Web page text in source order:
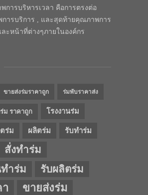
การบริหารเวลา คือการตรงต่อ
การบริการ , และสุดท้ายคุณภาพการ
ะหน้าที่ต่างๆภายในองค์กร
ขายส่งร่มราคาถูก ร่มพับราคาส่ง
ม ราคาถูก โรงงานร่ม
ร่ม ผลิตร่ม รับทำร่ม
สั่งทำร่ม
ทำร่ม
รับผลิตร่ม
ขายส่งร่ม